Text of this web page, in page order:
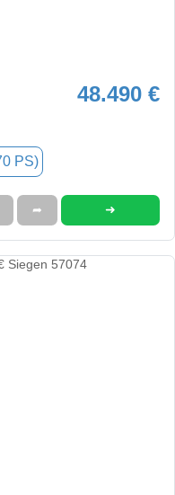
48.490 €
PS)
➦ ➜